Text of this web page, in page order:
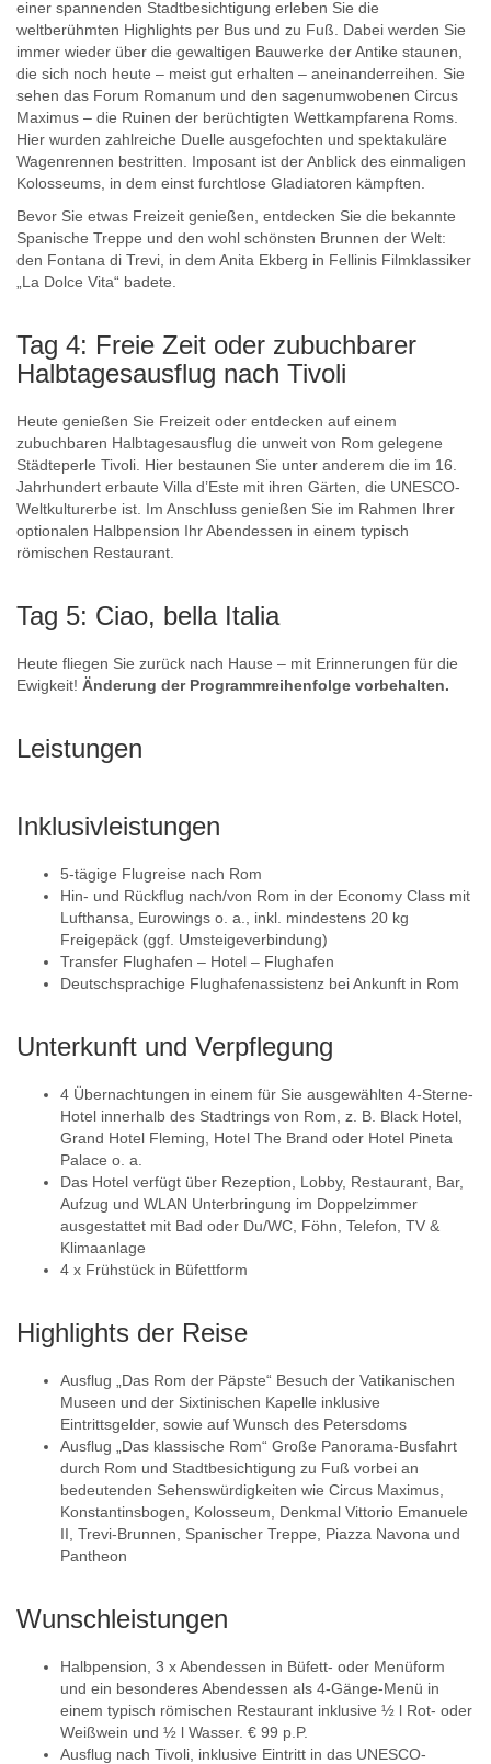
einer spannenden Stadtbesichtigung erleben Sie die
weltberühmten Highlights per Bus und zu Fuß. Dabei werden Sie
immer wieder über die gewaltigen Bauwerke der Antike staunen,
die sich noch heute – meist gut erhalten – aneinanderreihen. Sie
sehen das Forum Romanum und den sagenumwobenen Circus
Maximus – die Ruinen der berüchtigten Wettkampfarena Roms.
Hier wurden zahlreiche Duelle ausgefochten und spektakuläre
Wagenrennen bestritten. Imposant ist der Anblick des einmaligen
Kolosseums, in dem einst furchtlose Gladiatoren kämpften.
Bevor Sie etwas Freizeit genießen, entdecken Sie die bekannte
Spanische Treppe und den wohl schönsten Brunnen der Welt:
den Fontana di Trevi, in dem Anita Ekberg in Fellinis Filmklassiker
„La Dolce Vita“ badete.
Tag 4: Freie Zeit oder zubuchbarer
Halbtagesausflug nach Tivoli
Heute genießen Sie Freizeit oder entdecken auf einem
zubuchbaren Halbtagesausflug die unweit von Rom gelegene
Städteperle Tivoli. Hier bestaunen Sie unter anderem die im 16.
Jahrhundert erbaute Villa d’Este mit ihren Gärten, die UNESCO-
Weltkulturerbe ist. Im Anschluss genießen Sie im Rahmen Ihrer
optionalen Halbpension Ihr Abendessen in einem typisch
römischen Restaurant.
Tag 5: Ciao, bella Italia
Heute fliegen Sie zurück nach Hause – mit Erinnerungen für die
Ewigkeit! Änderung der Programmreihenfolge vorbehalten.
Leistungen
Inklusivleistungen
5-tägige Flugreise nach Rom
Hin- und Rückflug nach/von Rom in der Economy Class mit
Lufthansa, Eurowings o. a., inkl. mindestens 20 kg
Freigepäck (ggf. Umsteigeverbindung)
Transfer Flughafen – Hotel – Flughafen
Deutschsprachige Flughafenassistenz bei Ankunft in Rom
Unterkunft und Verpflegung
4 Übernachtungen in einem für Sie ausgewählten 4-Sterne-
Hotel innerhalb des Stadtrings von Rom, z. B. Black Hotel,
Grand Hotel Fleming, Hotel The Brand oder Hotel Pineta
Palace o. a.
Das Hotel verfügt über Rezeption, Lobby, Restaurant, Bar,
Aufzug und WLAN Unterbringung im Doppelzimmer
ausgestattet mit Bad oder Du/WC, Föhn, Telefon, TV &
Klimaanlage
4 x Frühstück in Büfettform
Highlights der Reise
Ausflug „Das Rom der Päpste“ Besuch der Vatikanischen
Museen und der Sixtinischen Kapelle inklusive
Eintrittsgelder, sowie auf Wunsch des Petersdoms
Ausflug „Das klassische Rom“ Große Panorama-Busfahrt
durch Rom und Stadtbesichtigung zu Fuß vorbei an
bedeutenden Sehenswürdigkeiten wie Circus Maximus,
Konstantinsbogen, Kolosseum, Denkmal Vittorio Emanuele
II, Trevi-Brunnen, Spanischer Treppe, Piazza Navona und
Pantheon
Wunschleistungen
Halbpension, 3 x Abendessen in Büfett- oder Menüform
und ein besonderes Abendessen als 4-Gänge-Menü in
einem typisch römischen Restaurant inklusive ½ l Rot- oder
Weißwein und ½ l Wasser. € 99 p.P.
Ausflug nach Tivoli, inklusive Eintritt in das UNESCO-